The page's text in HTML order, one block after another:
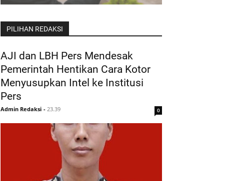
PILIHAN REDAKSI
AJI dan LBH Pers Mendesak
Pemerintah Hentikan Cara Kotor
Menyusupkan Intel ke Institusi
Pers
Admin Redaksi - 23.39 0